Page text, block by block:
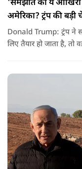
'समझौते का ये आखिरी
अमेरिका? ट्रंप की बड़ी
Donald Trump: ट्रंप ने साफ कहा कि अगर ईरान इस बार समझौते के
लिए तैयार हो जाता है,